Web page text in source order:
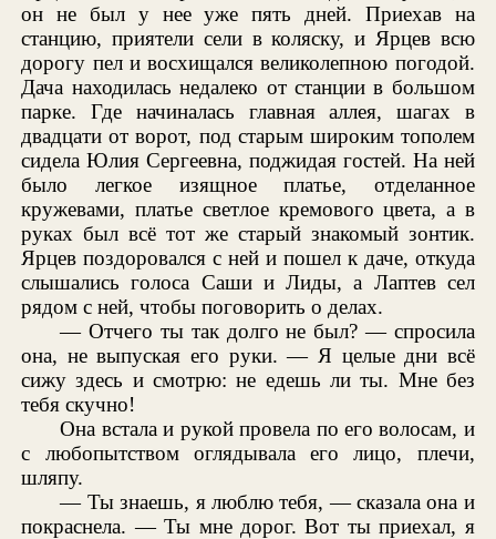
он не был у нее уже пять дней. Приехав на
станцию, приятели сели в коляску, и Ярцев всю
дорогу пел и восхищался великолепною погодой.
Дача находилась недалеко от станции в большом
парке. Где начиналась главная аллея, шагах в
двадцати от ворот, под старым широким тополем
сидела Юлия Сергеевна, поджидая гостей. На ней
было легкое изящное платье, отделанное
кружевами, платье светлое кремового цвета, а в
руках был всё тот же старый знакомый зонтик.
Ярцев поздоровался с ней и пошел к даче, откуда
слышались голоса Саши и Лиды, а Лаптев сел
рядом с ней, чтобы поговорить о делах.
— Отчего ты так долго не был? — спросила
она, не выпуская его руки. — Я целые дни всё
сижу здесь и смотрю: не едешь ли ты. Мне без
тебя скучно!
Она встала и рукой провела по его волосам, и
с любопытством оглядывала его лицо, плечи,
шляпу.
— Ты знаешь, я люблю тебя, — сказала она и
покраснела. — Ты мне дорог. Вот ты приехал, я